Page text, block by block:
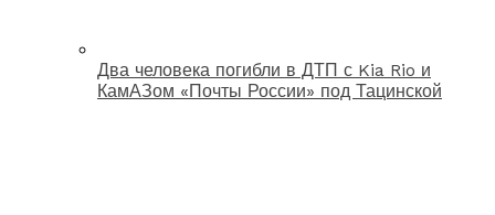
Два человека погибли в ДТП с Kia Rio и
КамАЗом «Почты России» под Тацинской